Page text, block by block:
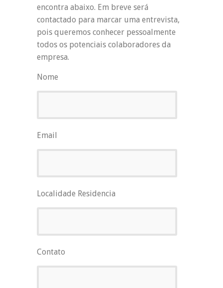
encontra abaixo. Em breve será
contactado para marcar uma entrevista,
pois queremos conhecer pessoalmente
todos os potenciais colaboradores da
empresa.
Nome
Email
Localidade Residencia
Contato